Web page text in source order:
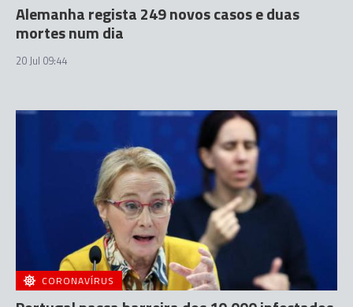
Alemanha regista 249 novos casos e duas
mortes num dia
20 Jul 09:44
CORONAVÍRUS